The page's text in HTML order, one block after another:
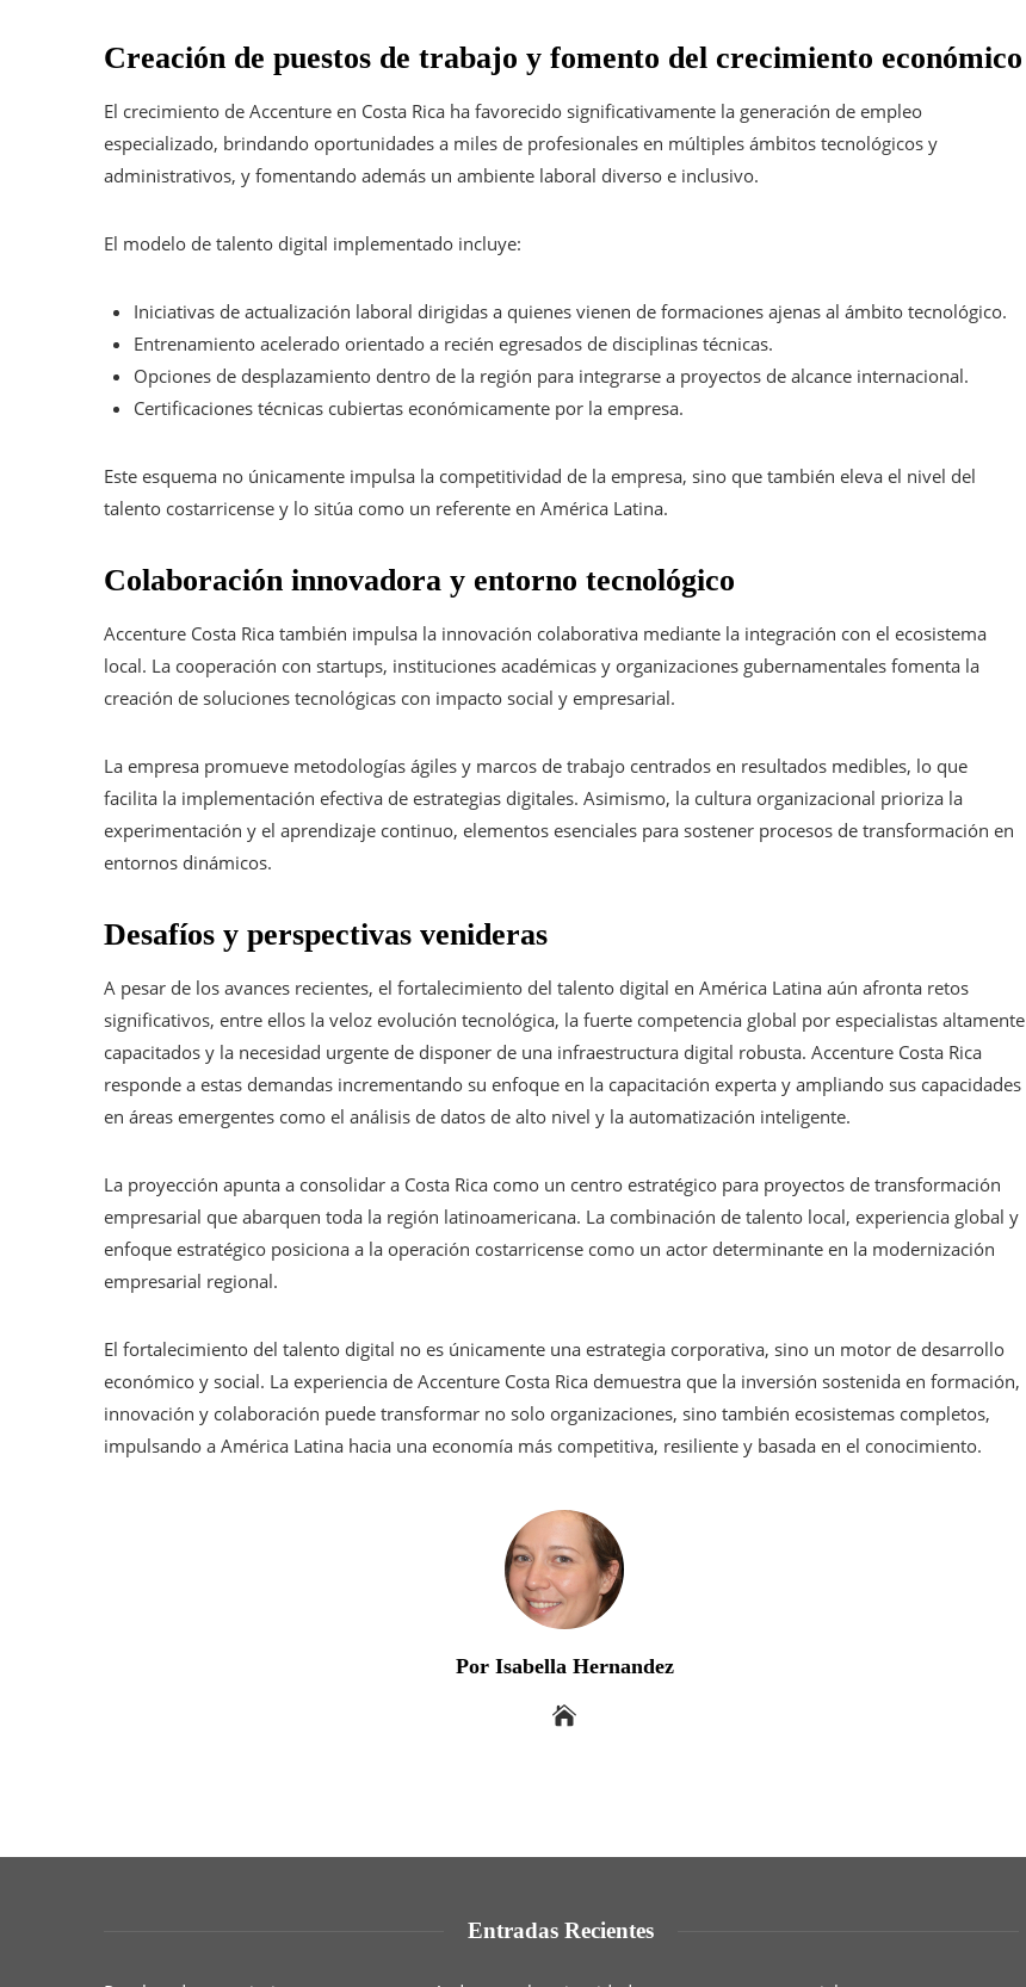
Creación de puestos de trabajo y fomento del crecimiento económico
El crecimiento de Accenture en Costa Rica ha favorecido significativamente la generación de empleo
especializado, brindando oportunidades a miles de profesionales en múltiples ámbitos tecnológicos y
administrativos, y fomentando además un ambiente laboral diverso e inclusivo.
El modelo de talento digital implementado incluye:
Iniciativas de actualización laboral dirigidas a quienes vienen de formaciones ajenas al ámbito tecnológico.
Entrenamiento acelerado orientado a recién egresados de disciplinas técnicas.
Opciones de desplazamiento dentro de la región para integrarse a proyectos de alcance internacional.
Certificaciones técnicas cubiertas económicamente por la empresa.
Este esquema no únicamente impulsa la competitividad de la empresa, sino que también eleva el nivel del
talento costarricense y lo sitúa como un referente en América Latina.
Colaboración innovadora y entorno tecnológico
Accenture Costa Rica también impulsa la innovación colaborativa mediante la integración con el ecosistema
local. La cooperación con startups, instituciones académicas y organizaciones gubernamentales fomenta la
creación de soluciones tecnológicas con impacto social y empresarial.
La empresa promueve metodologías ágiles y marcos de trabajo centrados en resultados medibles, lo que
facilita la implementación efectiva de estrategias digitales. Asimismo, la cultura organizacional prioriza la
experimentación y el aprendizaje continuo, elementos esenciales para sostener procesos de transformación en
entornos dinámicos.
Desafíos y perspectivas venideras
A pesar de los avances recientes, el fortalecimiento del talento digital en América Latina aún afronta retos
significativos, entre ellos la veloz evolución tecnológica, la fuerte competencia global por especialistas altamente
capacitados y la necesidad urgente de disponer de una infraestructura digital robusta. Accenture Costa Rica
responde a estas demandas incrementando su enfoque en la capacitación experta y ampliando sus capacidades
en áreas emergentes como el análisis de datos de alto nivel y la automatización inteligente.
La proyección apunta a consolidar a Costa Rica como un centro estratégico para proyectos de transformación
empresarial que abarquen toda la región latinoamericana. La combinación de talento local, experiencia global y
enfoque estratégico posiciona a la operación costarricense como un actor determinante en la modernización
empresarial regional.
El fortalecimiento del talento digital no es únicamente una estrategia corporativa, sino un motor de desarrollo
económico y social. La experiencia de Accenture Costa Rica demuestra que la inversión sostenida en formación,
innovación y colaboración puede transformar no solo organizaciones, sino también ecosistemas completos,
impulsando a América Latina hacia una economía más competitiva, resiliente y basada en el conocimiento.
Por Isabella Hernandez
Entradas Recientes